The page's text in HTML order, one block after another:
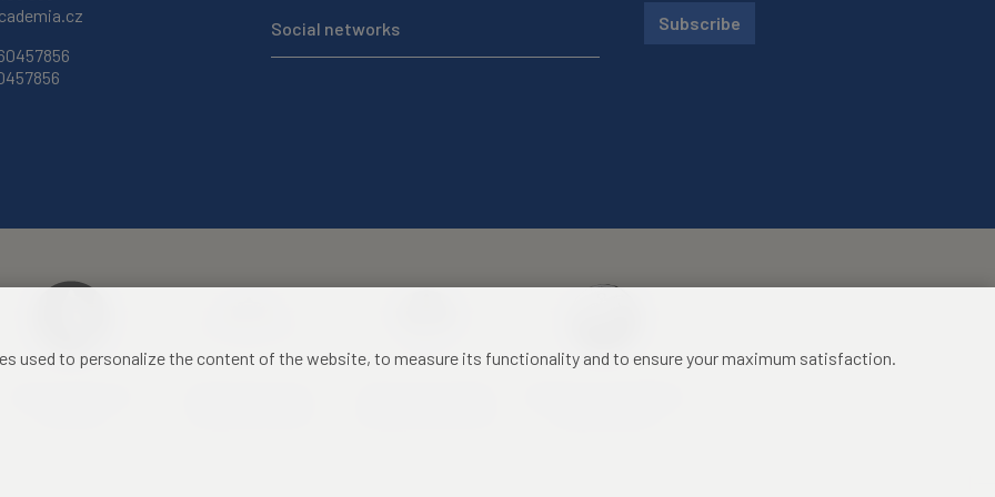
Social networks Subscribe
used to personalize the content of the website, to measure its functionality and to ensure your maximum satisfaction.